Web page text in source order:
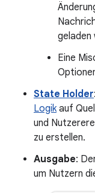
geladen
Eine
State Holder
Logikauf
und
zu erstellen.
Ausgabe:
um Nutzern